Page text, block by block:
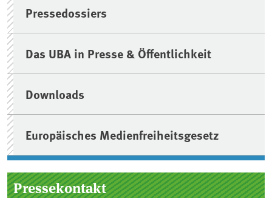
Pressedossiers
Das UBA in Presse & Öffentlichkeit
Downloads
Europäisches Medienfreiheitsgesetz
Pressekontakt